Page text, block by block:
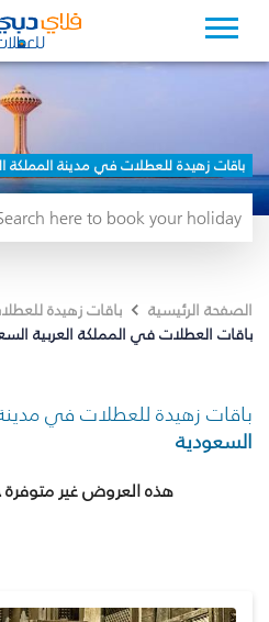
باقات زهيدة للعطلات في مدينة المملكة
الصفحة الرئيسية باقات زهيدة
باقات العطلات في المملكة العربية
باقات زهيدة للعطلات في
السعودية
هذه العروض غير